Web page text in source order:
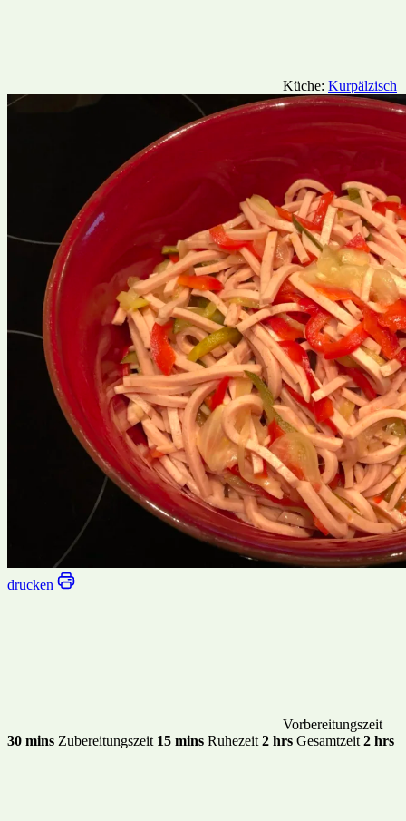
Küche: Kurpälzisch
drucken
Vorbereitungszeit
30 mins Zubereitungszeit 15 mins Ruhezeit 2 hrs Gesamtzeit 2 hrs